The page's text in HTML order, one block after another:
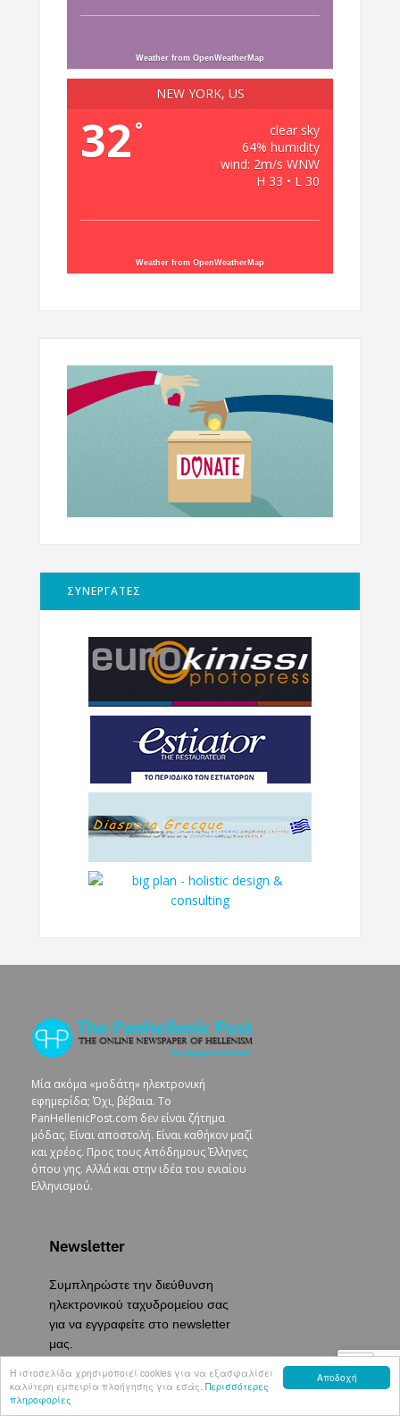
Αποδοχή
Η ιστοσελίδα χρησιμοποιεί cookies για να εξασφαλίσει
καλύτερη εμπειρία πλοήγησης για εσάς. Περισσότερες
πληροφορίες
Weather from OpenWeatherMap
NEW YORK, US
32 °
clear sky
64% humidity
wind: 2m/s WNW
H 33 • L 30
Weather from OpenWeatherMap
ΣΥΝΕΡΓΑΤΕΣ
Μία ακόμα «μοδάτη» ηλεκτρονική
εφημερίδα; Όχι, βέβαια. To
PanHellenicPost.com δεν είναι ζήτημα
μόδας. Είναι αποστολή. Είναι καθήκον μαζί
και χρέος. Προς τους Απόδημους Έλληνες
όπου γης. Αλλά και στην ιδέα του ενιαίου
Ελληνισμού.
Newsletter
Συμπληρώστε την διεύθυνση
ηλεκτρονικού ταχυδρομείου σας
για να εγγραφείτε στο newsletter
μας.